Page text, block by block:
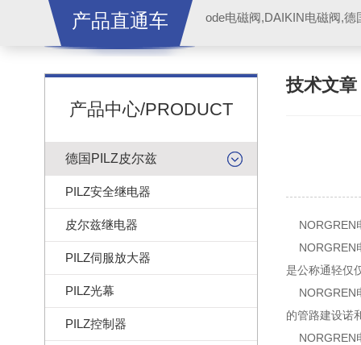
产品直通车 ode电磁阀,DAIKIN电磁阀,
产品中心/PRODUCT
德国PILZ皮尔兹
PILZ安全继电器
皮尔兹继电器
PILZ伺服放大器
PILZ光幕
PILZ控制器
技术文章
NORGREN
NORGREN
是公称通轻仅
NORGREN
的管路建设诺
NORGREN